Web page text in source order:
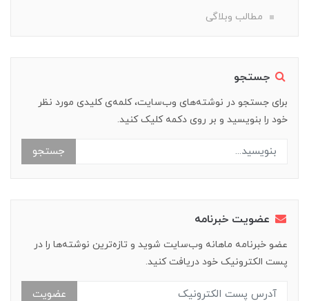
مطالب وبلاگی
جستجو
برای جستجو در نوشته‌های وب‌سایت، کلمه‌ی کلیدی مورد نظر
خود را بنویسید و بر روی دکمه کلیک کنید.
جستجو
عضویت خبرنامه
عضو خبرنامه ماهانه وب‌سایت شوید و تازه‌ترین نوشته‌ها را در
پست الکترونیک خود دریافت کنید.
عضویت